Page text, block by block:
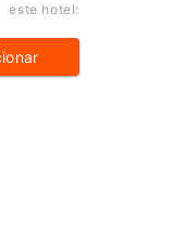
este hotel: